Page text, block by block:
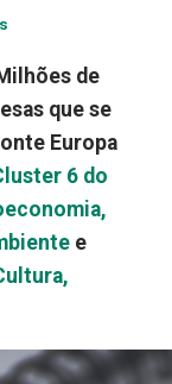
de
que se
Europa
6 do
e